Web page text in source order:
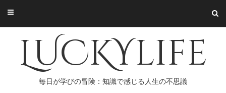
content
LUCKYlife
毎日が学びの冒険：知識で感じる人生の不思議